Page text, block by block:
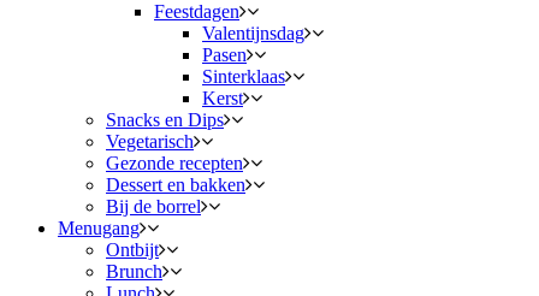
Feestdagen
Valentijnsdag
Pasen
Sinterklaas
Kerst
Snacks en Dips
Vegetarisch
Gezonde recepten
Dessert en bakken
Bij de borrel
Menugang
Ontbijt
Brunch